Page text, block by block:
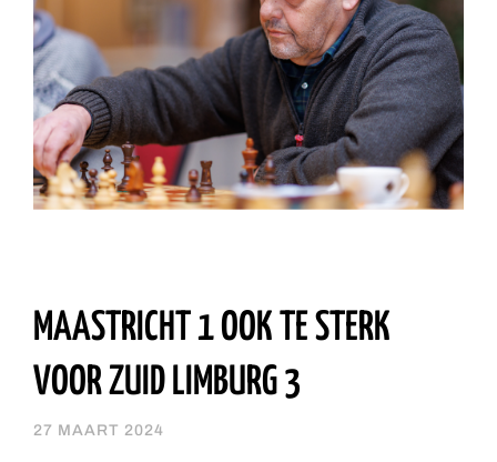
MAASTRICHT 1 OOK TE STERK
VOOR ZUID LIMBURG 3
27 MAART 2024